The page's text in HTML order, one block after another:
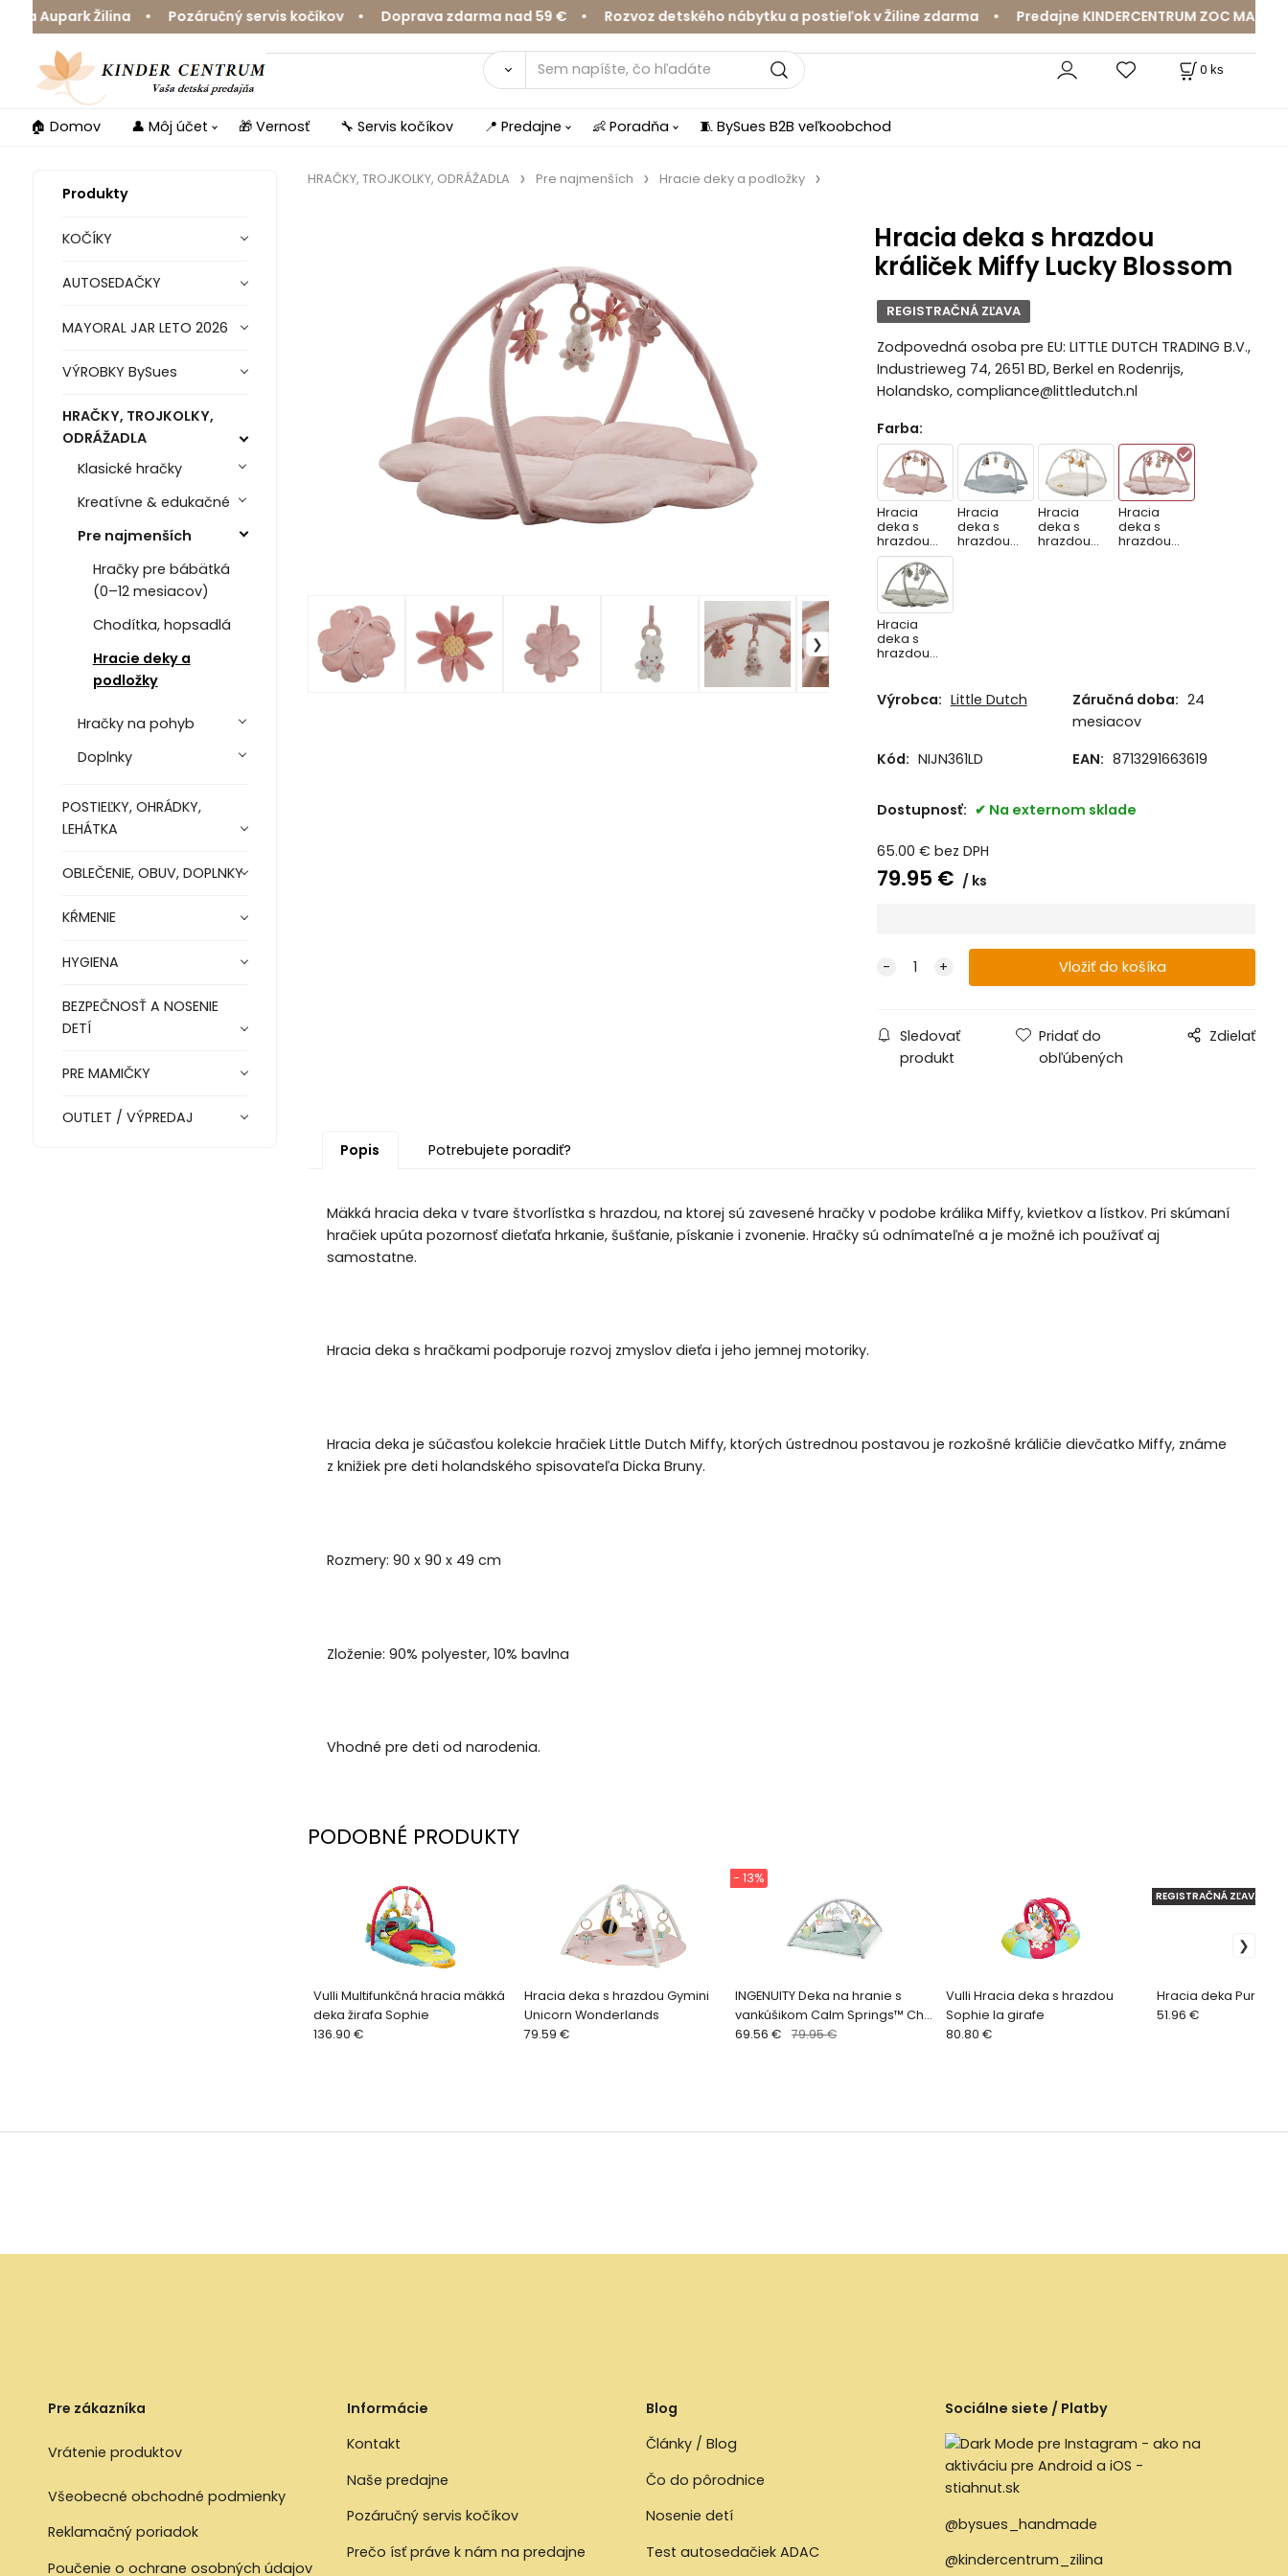
Aupark Žilina • Pozáručný servis kočíkov • Doprava zdarma nad 59 € • Rozvoz detského nábytku a postieľok v Žiline zdarma • Predajne KINDERCENTRUM ZOC MAX a
0 ks
🏠 Domov 👤 Môj účet 🎁 Vernosť 🔧 Servis kočíkov 📍 Predajne 👶 Poradňa 🧵 BySues B2B veľkoobchod
Produkty
KOČÍKY
AUTOSEDAČKY
MAYORAL JAR LETO 2026
VÝROBKY BySues
HRAČKY, TROJKOLKY,
ODRÁŽADLA
Klasické hračky
Kreatívne & edukačné
Pre najmenších
Hračky pre bábätká
(0–12 mesiacov)
Chodítka, hopsadlá
Hracie deky a
podložky
Hračky na pohyb
Doplnky
POSTIEĽKY, OHRÁDKY,
LEHÁTKA
OBLEČENIE, OBUV, DOPLNKY
KŔMENIE
HYGIENA
BEZPEČNOSŤ A NOSENIE
DETÍ
PRE MAMIČKY
OUTLET / VÝPREDAJ
HRAČKY, TROJKOLKY, ODRÁŽADLA Pre najmenších Hracie deky a podložky
Hracia deka s hrazdou
králiček Miffy Lucky Blossom
REGISTRAČNÁ ZĽAVA
Zodpovedná osoba pre EU: LITTLE DUTCH TRADING B.V.,
Industrieweg 74, 2651 BD, Berkel en Rodenrijs,
Holandsko, compliance@littledutch.nl
Farba:
Hracia
deka s
hrazdou
Fairy
Garden
Hracia
deka s
hrazdou
Hracia
deka s
hrazdou
Hracia
deka s
hrazdou
Hracia
deka s
hrazdou
Leaves
Výrobca: Little Dutch Záručná doba: 24
mesiacov
Kód: NIJN361LD EAN: 8713291663619
Dostupnosť: Na externom sklade
65.00 € bez DPH
79.95 € ks
Sledovať
produkt
Pridať do
obľúbených
Zdielať
Popis Potrebujete poradiť?
Mäkká hracia deka v tvare štvorlístka s hrazdou, na ktorej sú zavesené hračky v podobe králika Miffy, kvietkov a lístkov. Pri skúmaní
hračiek upúta pozornosť dieťaťa hrkanie, šušťanie, pískanie i zvonenie. Hračky sú odnímateľné a je možné ich používať aj
samostatne.
Hracia deka s hračkami podporuje rozvoj zmyslov dieťa i jeho jemnej motoriky.
Hracia deka je súčasťou kolekcie hračiek Little Dutch Miffy, ktorých ústrednou postavou je rozkošné králičie dievčatko Miffy, známe
z knižiek pre deti holandského spisovateľa Dicka Bruny.
Rozmery: 90 x 90 x 49 cm
Zloženie: 90% polyester, 10% bavlna
Vhodné pre deti od narodenia.
PODOBNÉ PRODUKTY
Vulli Multifunkčná hracia mäkká
deka žirafa Sophie
136.90 €
Hracia deka s hrazdou Gymini
Unicorn Wonderlands
79.59 €
INGENUITY Deka na hranie s
vankúšikom Calm Springs™ Chic
Boutique™ 0m+
- 13%
69.56 € 79.95 €
Vulli Hracia deka s hrazdou
Sophie la girafe
80.80 €
Hracia deka Pure
REGISTRAČNÁ ZĽAVA
51.96 €
Pre zákazníka
Vrátenie produktov
Všeobecné obchodné podmienky
Reklamačný poriadok
Poučenie o ochrane osobných údajov
Informácie
Kontakt
Naše predajne
Pozáručný servis kočíkov
Prečo ísť práve k nám na predajne
Blog
Články / Blog
Čo do pôrodnice
Nosenie detí
Test autosedačiek ADAC
Sociálne siete / Platby
@bysues_handmade
@kindercentrum_zilina